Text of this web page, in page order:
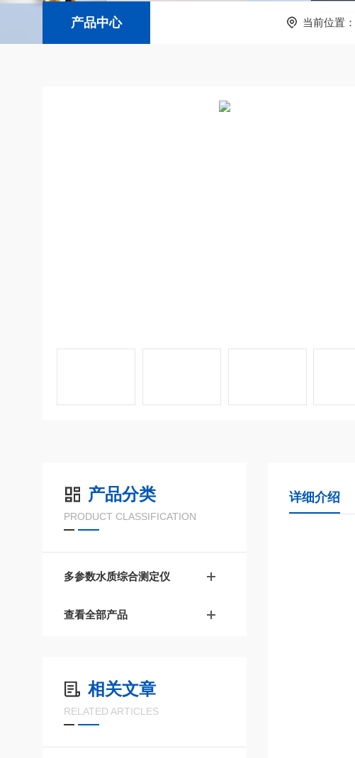
产品中心 当前位置：
产品分类
PRODUCT CLASSIFICATION
多参数水质综合测定仪
查看全部产品
相关文章
RELATED ARTICLES
详细介绍